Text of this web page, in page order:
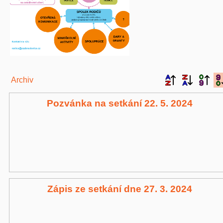
Archiv
Pozvánka na setkání 22. 5. 2024
Zápis ze setkání dne 27. 3. 2024